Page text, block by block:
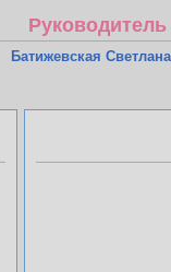
Батижевская